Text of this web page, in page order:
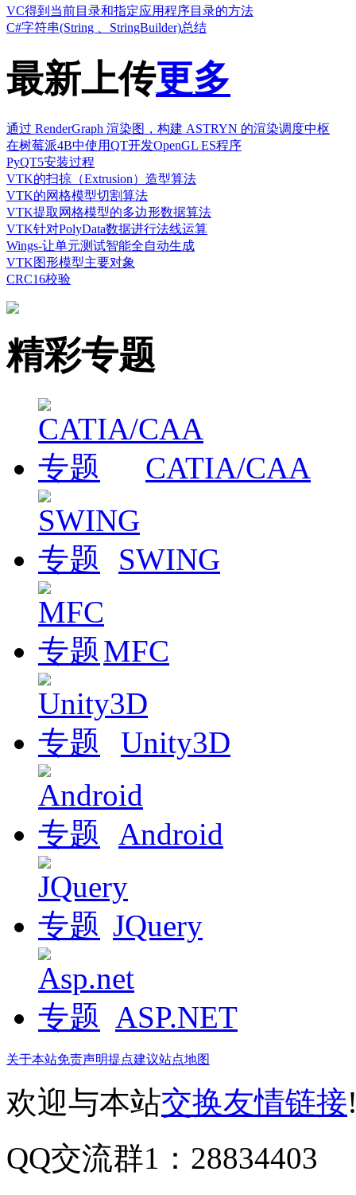
VC得到当前目录和指定应用程序目录的方法
C#字符串(String 、StringBuilder)总结
最新上传更多
通过 RenderGraph 渲染图，构建 ASTRYN 的渲染调度中枢
在树莓派4B中使用QT开发OpenGL ES程序
PyQT5安装过程
VTK的扫掠（Extrusion）造型算法
VTK的网格模型切割算法
VTK提取网格模型的多边形数据算法
VTK针对PolyData数据进行法线运算
Wings-让单元测试智能全自动生成
VTK图形模型主要对象
CRC16校验
精彩专题
CATIA/CAA
SWING
MFC
Unity3D
Android
JQuery
ASP.NET
关于本站免责声明提点建议站点地图
欢迎与本站交换友情链接
QQ交流群1：28834403